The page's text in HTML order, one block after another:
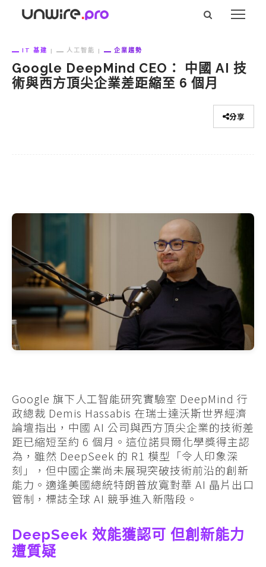
IT 基建 人工智能 企業趨勢
Google DeepMind CEO： 中國 AI 技
術與西方頂尖企業差距縮至 6 個月
分享
Google 旗下人工智能研究實驗室 DeepMind 行
政總裁 Demis Hassabis 在瑞士達沃斯世界經濟
論壇指出，中國 AI 公司與西方頂尖企業的技術差
距已縮短至約 6 個月。這位諾貝爾化學獎得主認
為，雖然 DeepSeek 的 R1 模型「令人印象深
刻」，但中國企業尚未展現突破技術前沿的創新
能力。適逢美國總統特朗普放寬對華 AI 晶片出口
管制，標誌全球 AI 競爭進入新階段。
DeepSeek 效能獲認可 但創新能力
遭質疑